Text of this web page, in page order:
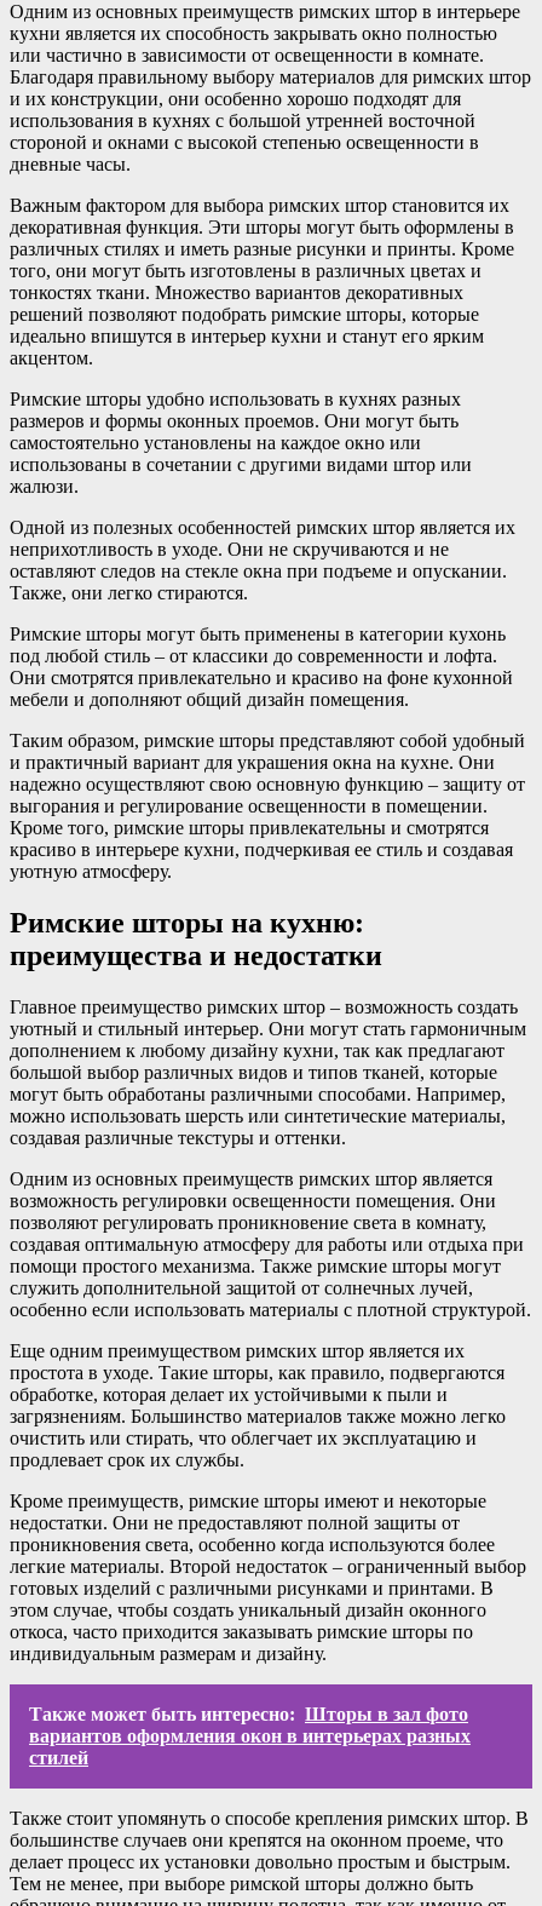
Одним из основных преимуществ римских штор в интерьере
кухни является их способность закрывать окно полностью
или частично в зависимости от освещенности в комнате.
Благодаря правильному выбору материалов для римских штор
и их конструкции, они особенно хорошо подходят для
использования в кухнях с большой утренней восточной
стороной и окнами с высокой степенью освещенности в
дневные часы.
Важным фактором для выбора римских штор становится их
декоративная функция. Эти шторы могут быть оформлены в
различных стилях и иметь разные рисунки и принты. Кроме
того, они могут быть изготовлены в различных цветах и
тонкостях ткани. Множество вариантов декоративных
решений позволяют подобрать римские шторы, которые
идеально впишутся в интерьер кухни и станут его ярким
акцентом.
Римские шторы удобно использовать в кухнях разных
размеров и формы оконных проемов. Они могут быть
самостоятельно установлены на каждое окно или
использованы в сочетании с другими видами штор или
жалюзи.
Одной из полезных особенностей римских штор является их
неприхотливость в уходе. Они не скручиваются и не
оставляют следов на стекле окна при подъеме и опускании.
Также, они легко стираются.
Римские шторы могут быть применены в категории кухонь
под любой стиль – от классики до современности и лофта.
Они смотрятся привлекательно и красиво на фоне кухонной
мебели и дополняют общий дизайн помещения.
Таким образом, римские шторы представляют собой удобный
и практичный вариант для украшения окна на кухне. Они
надежно осуществляют свою основную функцию – защиту от
выгорания и регулирование освещенности в помещении.
Кроме того, римские шторы привлекательны и смотрятся
красиво в интерьере кухни, подчеркивая ее стиль и создавая
уютную атмосферу.
Римские шторы на кухню:
преимущества и недостатки
Главное преимущество римских штор – возможность создать
уютный и стильный интерьер. Они могут стать гармоничным
дополнением к любому дизайну кухни, так как предлагают
большой выбор различных видов и типов тканей, которые
могут быть обработаны различными способами. Например,
можно использовать шерсть или синтетические материалы,
создавая различные текстуры и оттенки.
Одним из основных преимуществ римских штор является
возможность регулировки освещенности помещения. Они
позволяют регулировать проникновение света в комнату,
создавая оптимальную атмосферу для работы или отдыха при
помощи простого механизма. Также римские шторы могут
служить дополнительной защитой от солнечных лучей,
особенно если использовать материалы с плотной структурой.
Еще одним преимуществом римских штор является их
простота в уходе. Такие шторы, как правило, подвергаются
обработке, которая делает их устойчивыми к пыли и
загрязнениям. Большинство материалов также можно легко
очистить или стирать, что облегчает их эксплуатацию и
продлевает срок их службы.
Кроме преимуществ, римские шторы имеют и некоторые
недостатки. Они не предоставляют полной защиты от
проникновения света, особенно когда используются более
легкие материалы. Второй недостаток – ограниченный выбор
готовых изделий с различными рисунками и принтами. В
этом случае, чтобы создать уникальный дизайн оконного
откоса, часто приходится заказывать римские шторы по
индивидуальным размерам и дизайну.
Также может быть интересно: Шторы в зал фото
вариантов оформления окон в интерьерах разных
стилей
Также стоит упомянуть о способе крепления римских штор. В
большинстве случаев они крепятся на оконном проеме, что
делает процесс их установки довольно простым и быстрым.
Тем не менее, при выборе римской шторы должно быть